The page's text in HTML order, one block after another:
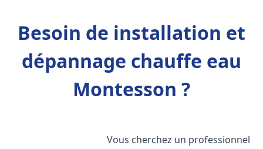
Besoin de installation et
dépannage chauffe eau
Montesson ?
Vous cherchez un professionnel